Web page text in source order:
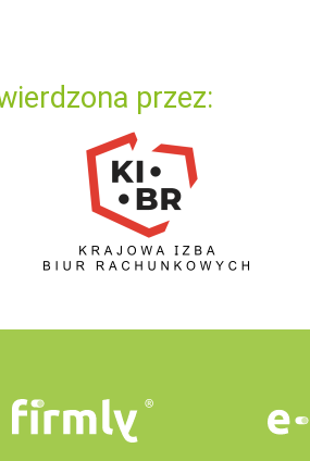
przez: